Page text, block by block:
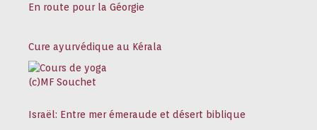
En route pour la Géorgie
Cure ayurvédique au Kérala
Israël: Entre mer émeraude et désert biblique